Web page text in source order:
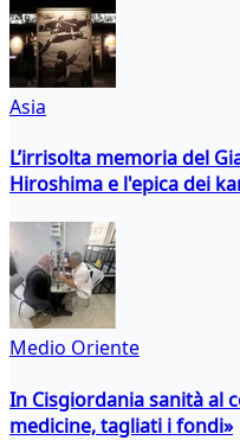
Asia
L’irrisolta memoria del
Hiroshima e l'epica dei
Medio Oriente
In Cisgiordania sanità al
medicine, tagliati i fondi»